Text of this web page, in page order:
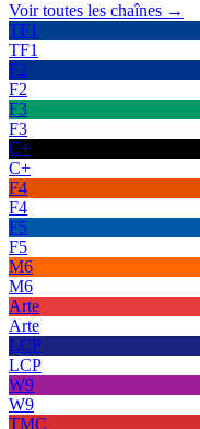
Voir toutes les chaînes →
TF1
TF1
F2
F2
F3
F3
C+
C+
F4
F4
F5
F5
M6
M6
Arte
Arte
LCP
LCP
W9
W9
TMC